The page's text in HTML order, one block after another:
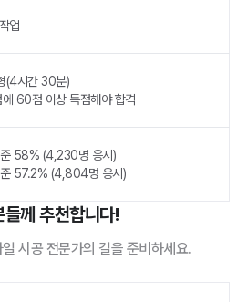
업
(4시간 30분)
60점 이상 득점해야 합격
58% (4,230명 응시)
57.2% (4,804명 응시)
께 추천합니다!
시공 전문가의 길을 준비하세요.